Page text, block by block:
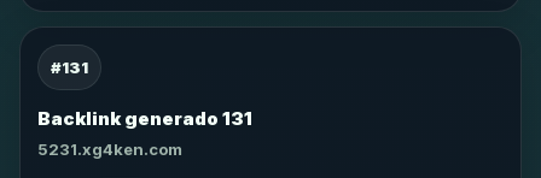
#131
Backlink generado 131
5231.xg4ken.com